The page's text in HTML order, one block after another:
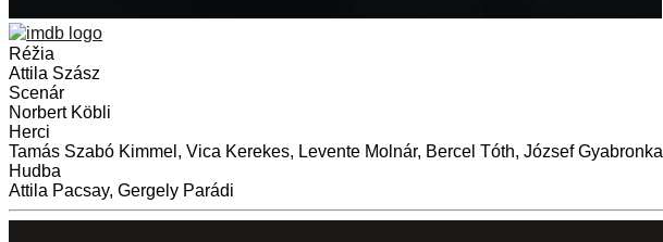
Réžia
Attila Szász
Scenár
Norbert Köbli
Herci
Tamás Szabó Kimmel, Vica Kerekes, Levente Molnár, Bercel Tóth, József Gyabronka
Hudba
Attila Pacsay, Gergely Parádi